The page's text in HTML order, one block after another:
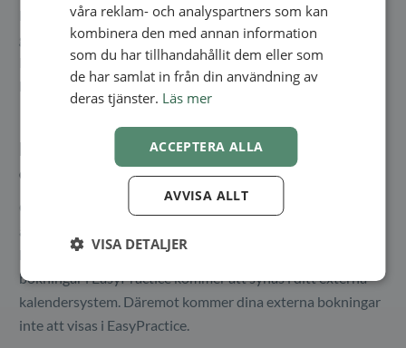
Du behöver bara markera en händelse som upptagen en
gång. Därefter kommer alla dina bokningar i Google
Kalender att markeras som upptagna, och dina tider
kommer automatiskt att blockeras i din onlinebokning.
Hur man synkar EasyPractice till andra
externa kalendersystem
Om du för närvarande använder ett annat kalendersystem
än Google Kalender kan du fortfarande synkronisera
kalendern med EasyPractice. Det betyder att dina
bokningar i EasyPractice kommer att synas i ditt externa
kalendersystem. Däremot kommer dina externa bokningar
inte att visas i EasyPractice.
våra reklam- och analyspartners som kan
kombinera den med annan information
som du har tillhandahållit dem eller som
de har samlat in från din användning av
deras tjänster. Läs mer
ACCEPTERA ALLA
AVVISA ALLT
VISA DETALJER